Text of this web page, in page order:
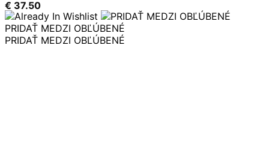
€ 37.50
PRIDAŤ MEDZI OBĽÚBENÉ
PRIDAŤ MEDZI OBĽÚBENÉ